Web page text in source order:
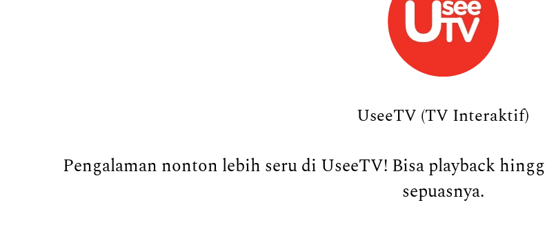
UseeTV (TV Interaktif)
Pengalaman nonton lebih seru di UseeTV! Bisa playback
sepuasnya.